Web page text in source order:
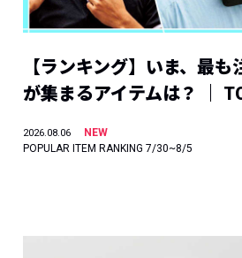
【ランキング】いま、最も
が集まるアイテムは？ ｜
2026.08.06
NEW
POPULAR ITEM RANKING 7/30~8/5